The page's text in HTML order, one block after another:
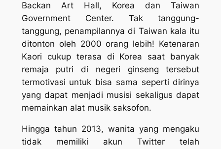
Backan Art Hall, Korea dan Taiwan
Government Center. Tak tanggung-
tanggung, penampilannya di Taiwan kala itu
ditonton oleh 2000 orang lebih! Ketenaran
Kaori cukup terasa di Korea saat banyak
remaja putri di negeri ginseng tersebut
termotivasi untuk bisa sama seperti dirinya
yang dapat menjadi musisi sekaligus dapat
memainkan alat musik saksofon.
Hingga tahun 2013, wanita yang mengaku
tidak memiliki akun Twitter telah